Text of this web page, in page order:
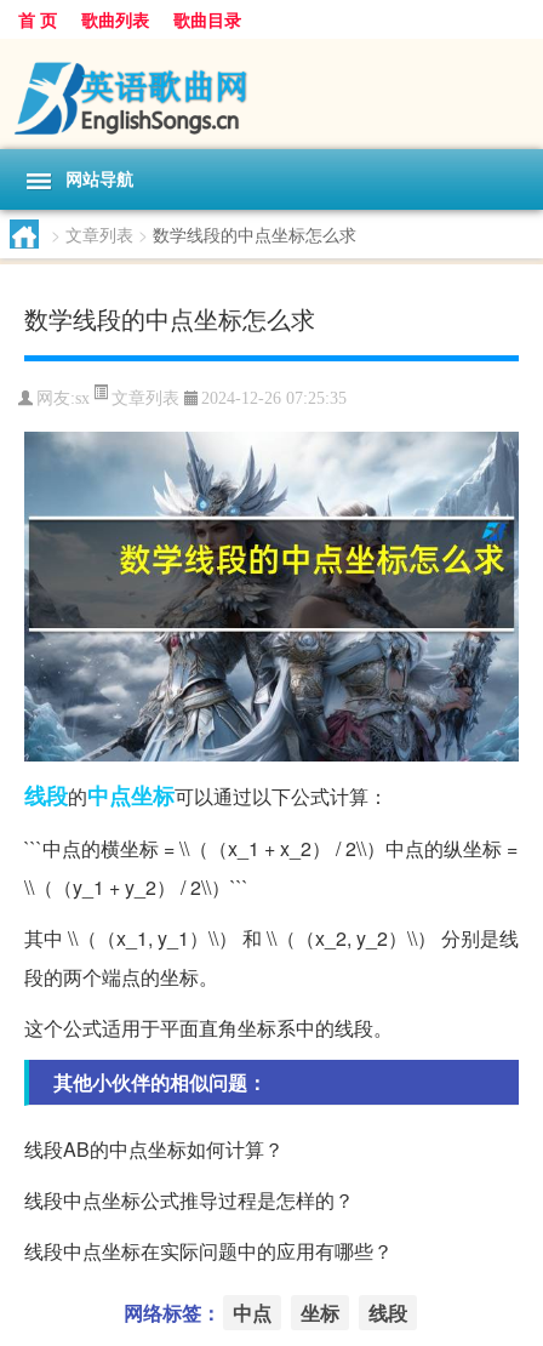
首 页 歌曲列表 歌曲目录
网站导航
> 文章列表 > 数学线段的中点坐标怎么求
数学线段的中点坐标怎么求
网友:sx 文章列表 2024-12-26 07:25:35
线段的中点坐标可以通过以下公式计算：
```中点的横坐标 = \\（（x_1 + x_2） / 2\\）中点的纵坐标 =
\\（（y_1 + y_2） / 2\\）```
其中 \\（（x_1, y_1）\\） 和 \\（（x_2, y_2）\\） 分别是线
段的两个端点的坐标。
这个公式适用于平面直角坐标系中的线段。
其他小伙伴的相似问题：
线段AB的中点坐标如何计算？
线段中点坐标公式推导过程是怎样的？
线段中点坐标在实际问题中的应用有哪些？
网络标签： 中点 坐标 线段